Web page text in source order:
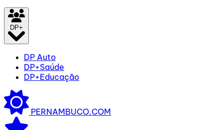
DP+
DP Auto
DP+Saúde
DP+Educação
PERNAMBUCO.COM